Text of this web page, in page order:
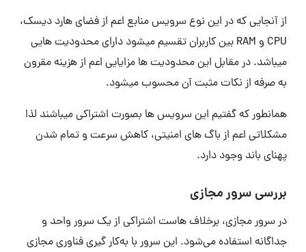
از آنجایی که در این نوع سرویس منابع اعم از فضای هارد دیسک،
CPU و RAM بین کاربران تقسیم میشود دارای محدودیت هایی
میباشد. در مقابل این محدودیت ها مزایایی اعم از هزینه مقرون
به صرفه از نکات مثبت آن محسوب میشود.
همانطور که گفتیم این سرویس ها بصورت اشتراکی میباشند لذا
مشکلاتی اعم از باگ های امنیتی، کاهش سرعت و تمام شدن
پهنای باند وجود دارد.
بررسی سرور مجازی
در سرور مجازی، برخلاف هاست اشتراکی از یک سرور واحد و
جداگانه استفاده می‌شود. این سرور با به‌کار گیری فناوری مجازی